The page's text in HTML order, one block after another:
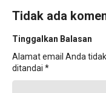
Tidak ada
Tinggalkan Balasan
Alamat email Anda
ditandai *